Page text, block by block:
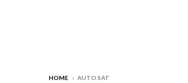
HOME › AUTO SAT